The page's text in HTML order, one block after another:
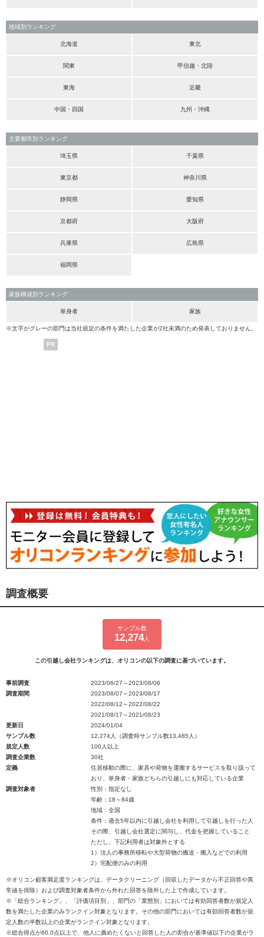
地域別ランキング
北海道 東北
関東 甲信越・北陸
東海 近畿
中国・四国 九州・沖縄
主要都市別ランキング
埼玉県 千葉県
東京都 神奈川県
静岡県 愛知県
京都府 大阪府
兵庫県 広島県
福岡県
家族構成別ランキング
単身者 家族
※文字がグレーの部門は当社規定の条件を満たした企業が2社未満のため発表しておりません。
PR
調査概要
サンプル数
12,274人
この引越し会社ランキングは、オリコンの以下の調査に基づいています。
事前調査
2023/06/27～2023/08/06
調査期間
2023/08/07～2023/08/17
2022/08/12～2022/08/22
2021/08/17～2021/08/23
更新日
2024/01/04
サンプル数
12,274人（調査時サンプル数13,485人）
規定人数
100人以上
調査企業数
30社
定義
住居移動の際に、家具や荷物を運搬するサービスを取り扱って
おり、単身者・家族どちらの引越しにも対応している企業
調査対象者
性別：指定なし
年齢：18～84歳
地域：全国
条件：過去5年以内に引越し会社を利用して引越しを行った人
その際、引越し会社選定に関与し、代金を把握していること
ただし、下記利用者は対象外とする
1）法人の事務所移転や大型荷物の搬送・搬入などでの利用
2）宅配便のみの利用
※オリコン顧客満足度ランキングは、データクリーニング（回収したデータから不正回答や異
常値を排除）および調査対象者条件から外れた回答を除外した上で作成しています。
※「総合ランキング」、「評価項目別」、部門の「業態別」においては有効回答者数が規定人
数を満たした企業のみランクイン対象となります。その他の部門においては有効回答者数が規
定人数の半数以上の企業がランクイン対象となります。
※総合得点が60.0点以上で、他人に薦めたくないと回答した人の割合が基準値以下の企業がラ